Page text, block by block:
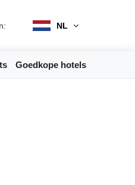
NL
Goedkope hotels